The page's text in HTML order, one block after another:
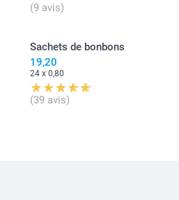
(9 avis)
Sachets de bonbons
19,20
24 x 0,80
(39 avis)